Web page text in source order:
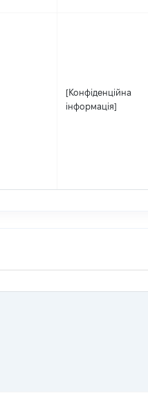
[Конфіденційна
інформація]